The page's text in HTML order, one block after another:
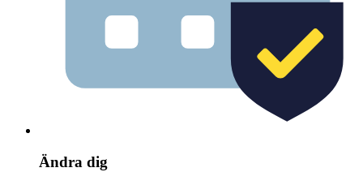
Ändra dig